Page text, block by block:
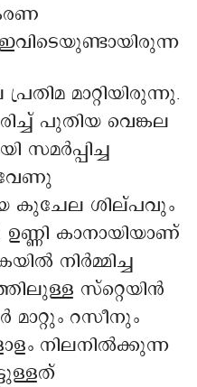
മാറ്റിയിരുന്നു.
പുതിയ വെങ്കല
സമർപ്പിച്ച
വേണു
കുചേല ശില്പവും
ഉണ്ണി കാനായിയാണ്
നിർമ്മിച്ച
സ്റ്റെയിൻ
റസീനും
നിലനിൽക്കുന്ന